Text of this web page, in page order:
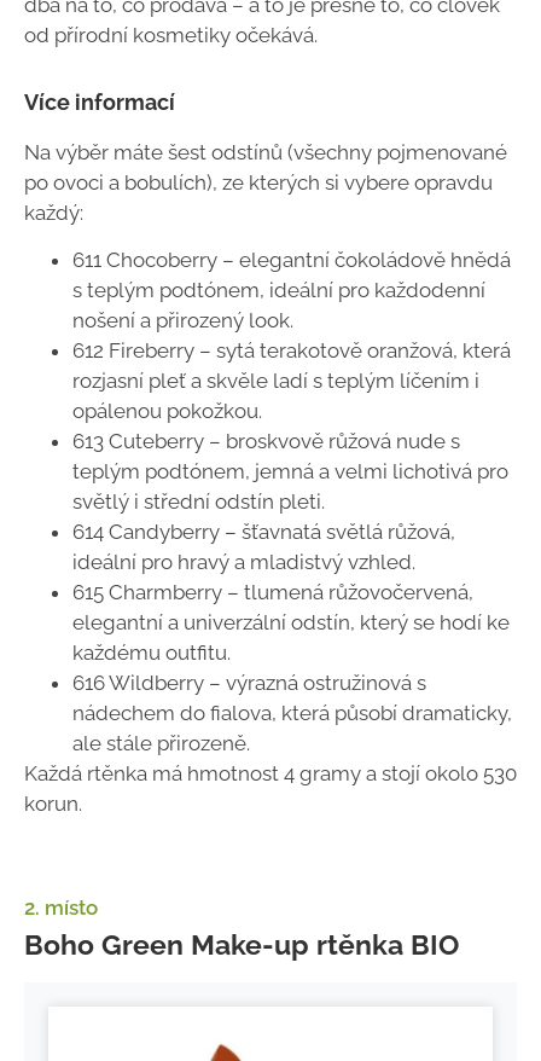
od přírodní kosmetiky očekává.
Více informací
Na výběr máte šest odstínů (všechny pojmenované
po ovoci a bobulích), ze kterých si vybere opravdu
každý:
611 Chocoberry – elegantní čokoládově hnědá
s teplým podtónem, ideální pro každodenní
nošení a přirozený look.
612 Fireberry – sytá terakotově oranžová, která
rozjasní pleť a skvěle ladí s teplým líčením i
opálenou pokožkou.
613 Cuteberry – broskvově růžová nude s
teplým podtónem, jemná a velmi lichotivá pro
světlý i střední odstín pleti.
614 Candyberry – šťavnatá světlá růžová,
ideální pro hravý a mladistvý vzhled.
615 Charmberry – tlumená růžovočervená,
elegantní a univerzální odstín, který se hodí ke
každému outfitu.
616 Wildberry – výrazná ostružinová s
nádechem do fialova, která působí dramaticky,
ale stále přirozeně.
Každá rtěnka má hmotnost 4 gramy a stojí okolo 530
korun.
2. místo
Boho Green Make-up rtěnka BIO